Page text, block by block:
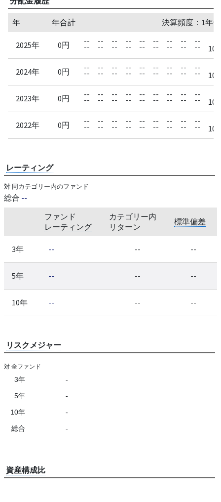
年 年合計 決算頻度：1年
2025年 0円 --
--
--
--
--
--
--
--
--
--
--
--
--
--
--
--
--
--
10/
2024年 0円 --
--
--
--
--
--
--
--
--
--
--
--
--
--
--
--
--
--
10/
2023年 0円 --
--
--
--
--
--
--
--
--
--
--
--
--
--
--
--
--
--
10/
2022年 0円 --
--
--
--
--
--
--
--
--
--
--
--
--
--
--
--
--
--
10/
レーティング
対 同カテゴリー内のファンド
総合 --
ファンド
レーティング
カテゴリー内
リターン
標準偏差
3年 -- -- --
5年 -- -- --
10年 -- -- --
リスクメジャー
対 全ファンド
3年 -
5年 -
10年 -
総合 -
資産構成比